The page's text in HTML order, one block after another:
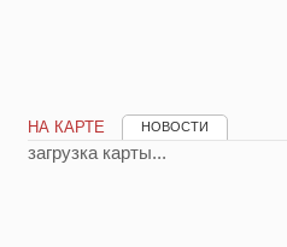
НА КАРТЕ НОВОСТИ
загрузка карты...